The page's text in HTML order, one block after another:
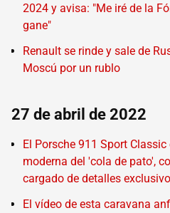
2024 y avisa: "Me iré de la
gane"
Renault se rinde y sale de
Moscú por un rublo
27 de abril de 2022
El Porsche 911 Sport
moderna del 'cola de pato',
cargado de detalles
El vídeo de esta caravana